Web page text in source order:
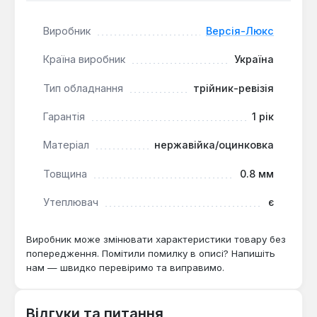
до корозії в неопалюваних приміщеннях.
дозволяє чистити димар без демонтажу всієї
системи — достатньо раз на сезон.
Трійник-ревізія Версія-Люкс Ø130 мм призначений
для монтажу в системах димовидалення
приватних будинків, лазень і котелень.
Виробництво — Україна. Гарантія 1 рік, доставка по
Чи підходить для дров'яної печі?
Так — діаметр 130 мм і товщина стінки 0,8 мм
витримують температуру до 450 °C, типова
Виробник Версія-Люкс
Країна виробник Україна
Тип обладнання трійник-ревізія
Гарантія 1 рік
Матеріал нержавійка/оцинковка
Товщина 0.8 мм
Утеплювач є
Виробник може змінювати характеристики товару без
попередження. Помітили помилку в описі? Напишіть
нам — швидко перевіримо та виправимо.